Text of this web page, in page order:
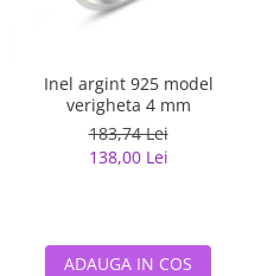
Inel argint 925 model
verigheta 4 mm
183,74 Lei
138,00 Lei
ADAUGA IN COS